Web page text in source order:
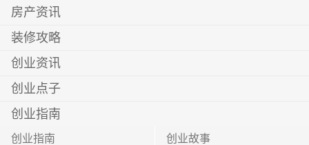
房产资讯
装修攻略
创业资讯
创业点子
创业指南
创业指南 创业故事